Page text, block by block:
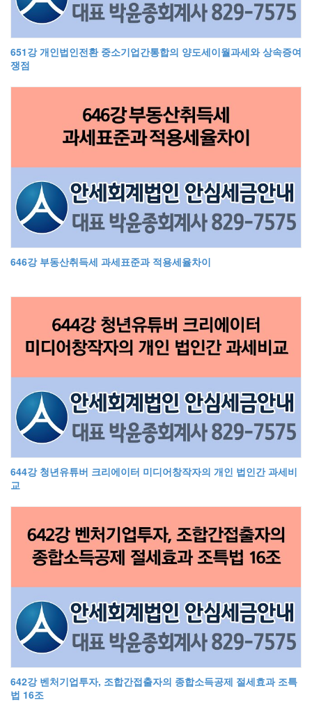
651강 개인법인전환 중소기업간통합의 양도세이월과세와 상속증여
쟁점
646강 부동산취득세 과세표준과 적용세율차이
644강 청년유튜버 크리에이터 미디어창작자의 개인 법인간 과세비
교
642강 벤처기업투자, 조합간접출자의 종합소득공제 절세효과 조특
법 16조